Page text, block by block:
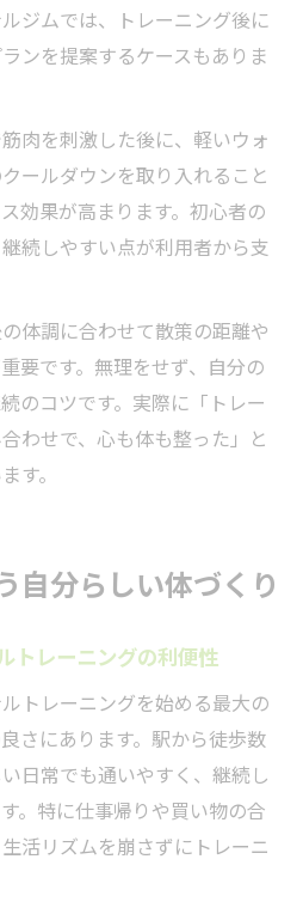
ジムでは、トレーニング後に
ンを提案するケースもありま
肉を刺激した後に、軽いウォ
ールダウンを取り入れること
効果が高まります。初心者の
続しやすい点が利用者から支
体調に合わせて散策の距離や
要です。無理をせず、自分の
のコツです。実際に「トレー
わせで、心も体も整った」と
す。
自分らしい体づくり
トレーニングの利便性
トレーニングを始める最大の
さにあります。駅から徒歩数
日常でも通いやすく、継続し
。特に仕事帰りや買い物の合
活リズムを崩さずにトレーニ